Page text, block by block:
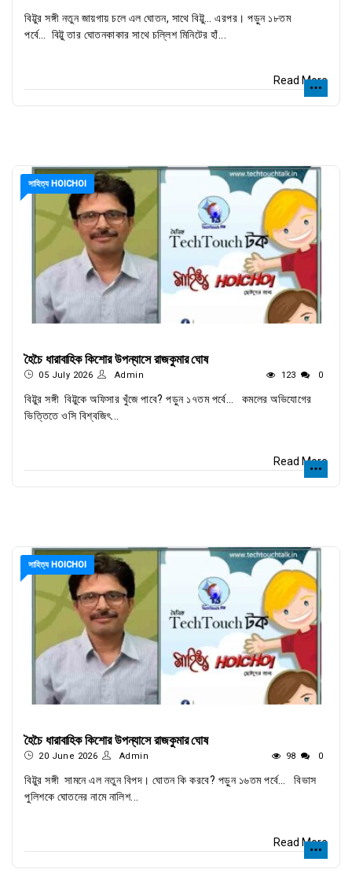
বিট্টুর সঙ্গী নতুন জায়গায় চলে এল ঘোতন, সাথে বিট্টু… এরপর। পড়ুন ১৮তম
পর্বে… বিট্টু তার ঘোতনকাকার সাথে চল্লিশ মিনিটের হাঁ...
Read More
সাহিত্য HOICHOI
হৈচৈ ধারাবাহিক কিশোর উপন্যাসে রাজকুমার ঘোষ
05 July 2026 Admin 123 0
বিট্টুর সঙ্গী বিট্টুকে অফিসার খুঁজে পাবে? পড়ুন ১৭তম পর্বে… কমলের অভিযোগের
ভিত্তিতে ওসি বিশ্বজিৎ...
Read More
সাহিত্য HOICHOI
হৈচৈ ধারাবাহিক কিশোর উপন্যাসে রাজকুমার ঘোষ
20 June 2026 Admin 98 0
বিট্টুর সঙ্গী সামনে এল নতুন বিপদ। ঘোতন কি করবে? পড়ুন ১৬তম পর্বে… বিভাস
পুলিশকে ঘোতনের নামে নালিশ...
Read More